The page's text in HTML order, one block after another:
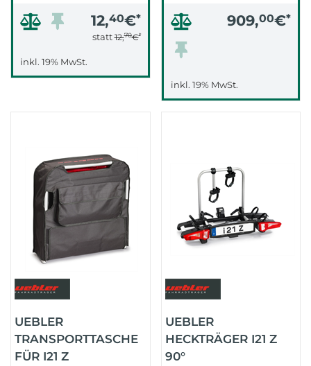
12,40€*
statt12,70€*
inkl. 19% MwSt.
909,00€*
inkl. 19% MwSt.
UEBLER
TRANSPORTTASCHE
FÜR I21 Z
UEBLER
HECKTRÄGER I21 Z
90°